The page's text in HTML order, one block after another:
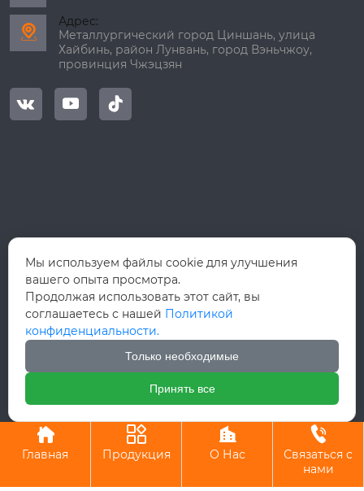

Адрес:
Металлургический город Циншань, улица
Хайбинь, район Лунвань, город Вэньчжоу,
провинция Чжэцзян
  
Авторское право©ООО Вэньчжоу Руй Хун Интернэшнл Трейд

Главная

Продукция

О Нас

Связаться с
нами
Мы используем файлы cookie для улучшения
вашего опыта просмотра.
Продолжая использовать этот сайт, вы
соглашаетесь с нашей Политикой
конфиденциальности.
Только необходимые
Принять все